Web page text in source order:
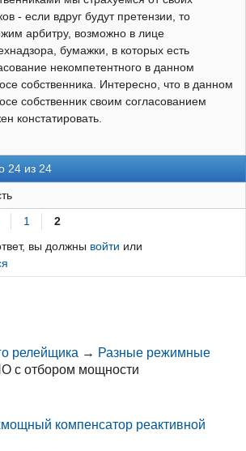
- если вдруг будут претензии, то
арбитру, возможно в лице
бумажки, в которых есть
некомпетентного в данном
собственника. Интересно, что в данном
собственник своим согласованием
констатировать.
24 из 24
1
2
вы должны войти или
релейщика → Разные режимные
с отбором мощности
компенсатор реактивной